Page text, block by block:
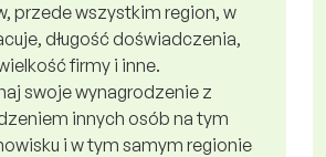
przede wszystkim region, w
długość doświadczenia,
firmy i inne.
swoje wynagrodzenie z
innych osób na tym
i w tym samym regionie